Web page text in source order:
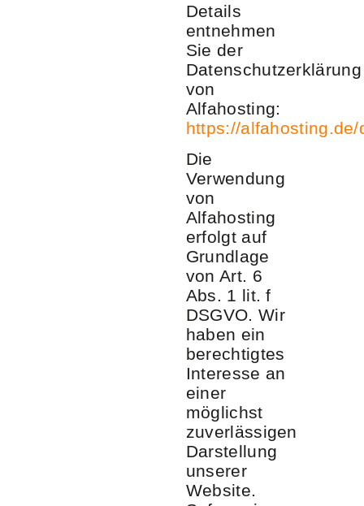
Details
entnehmen
Sie der
Datenschutzerklärung
von
Alfahosting:
https://
Die
Verwendung
von
Alfahosting
erfolgt auf
Grundlage
von Art. 6
Abs. 1 lit. f
DSGVO. Wir
haben ein
berechtigtes
Interesse an
einer
möglichst
zuverlässigen
Darstellung
unserer
Website.